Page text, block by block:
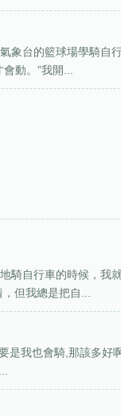
象台的籃球場學騎自
動。”我開...
騎自行車的時候，我
但我總是把自...
是我也會騎,那該多